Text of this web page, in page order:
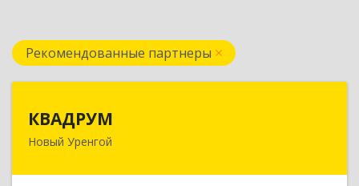
Рекомендованные партнеры
КВАДРУМ
Новый Уренгой
629309, Ямало-Ненецкий АО, Новый Уренгой г,